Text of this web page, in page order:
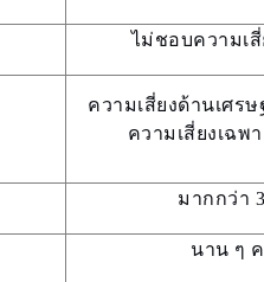
ไม่ชอบความเ
ความเสี่ยงด้านเศร
ความเสี่ยงเฉพ
มากกว่า
นาน ๆ